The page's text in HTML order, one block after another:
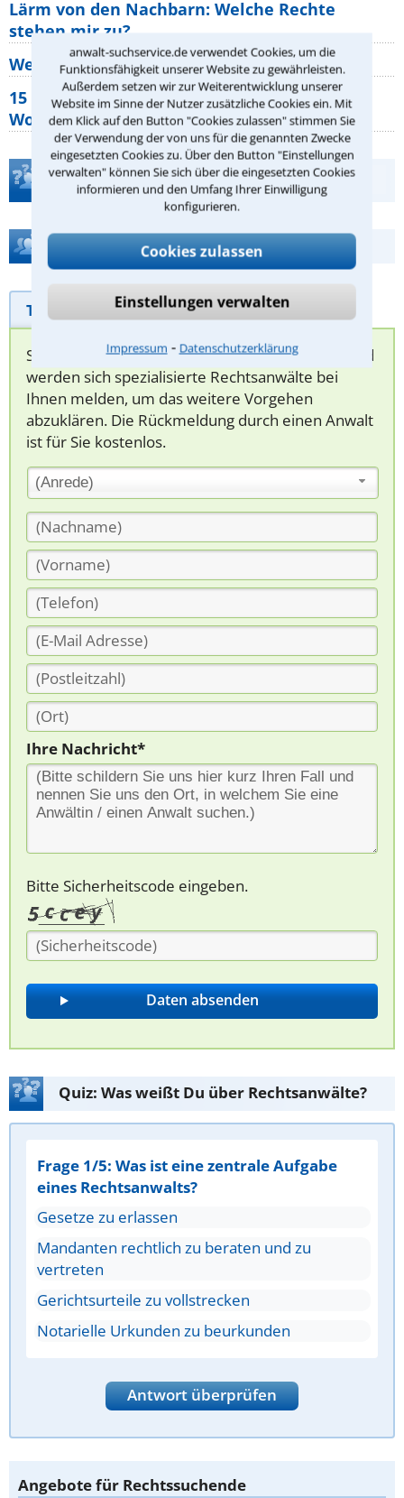
anwalt-suchservice.de verwendet Cookies, um die
Funktionsfähigkeit unserer Website zu gewährleisten.
Außerdem setzen wir zur Weiterentwicklung unserer
Website im Sinne der Nutzer zusätzliche Cookies ein. Mit
dem Klick auf den Button "Cookies zulassen" stimmen Sie
der Verwendung der von uns für die genannten Zwecke
eingesetzten Cookies zu. Über den Button "Einstellungen
verwalten" können Sie sich über die eingesetzten Cookies
informieren und den Umfang Ihrer Einwilligung
konfigurieren.
Cookies zulassen
Einstellungen verwalten
Impressum ⁃ Datenschutzerklärung
Lärm von den Nachbarn: Welche Rechte
stehen mir zu?
Wer muss Zweitwohnungssteuer zahlen?
15 elementare Rechte, die jeder
Wohnungseigentümer kennen sollte
Teste Dein Rechtswissen
Hilfe bei Ihrer Anwaltsuche?
Telefonhilfe Beratungsanfrage
Sie können hier Ihren Fall schildern. Anschließend
werden sich spezialisierte Rechtsanwälte bei
Ihnen melden, um das weitere Vorgehen
abzuklären. Die Rückmeldung durch einen Anwalt
ist für Sie kostenlos.
(Anrede)
Ihre Nachricht*
Bitte Sicherheitscode eingeben.
Quiz: Was weißt Du über Rechtsanwälte?
Frage 1/5: Was ist eine zentrale Aufgabe
eines Rechtsanwalts?
Gesetze zu erlassen
Mandanten rechtlich zu beraten und zu
vertreten
Gerichtsurteile zu vollstrecken
Notarielle Urkunden zu beurkunden
Antwort überprüfen
Angebote für Rechtssuchende